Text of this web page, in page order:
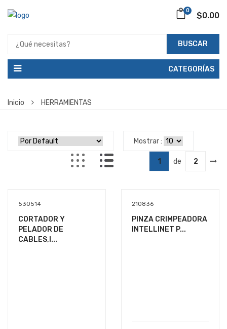
$0.00
0
BUSCAR
CATEGORÍAS
Inicio HERRAMIENTAS
Mostrar :
1 de 2
530514
CORTADOR Y
PELADOR DE
CABLES,I...
210836
PINZA CRIMPEADORA
INTELLINET P...